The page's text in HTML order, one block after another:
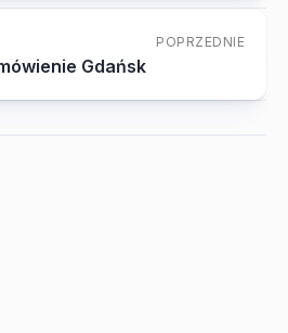
POPRZEDNIE
Gdańsk